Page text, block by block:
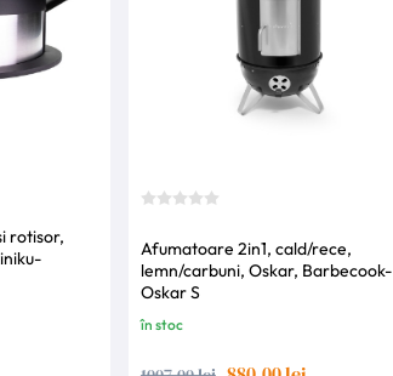
rotisor,
Afumatoare 2in1, cald/rece,
lemn/carbuni, Oskar, Barbecook-
Oskar S
în stoc